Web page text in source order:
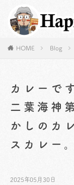
HOME Blog
カレーで
二葉海神
かしのカ
スカレー。
2025年05月30日